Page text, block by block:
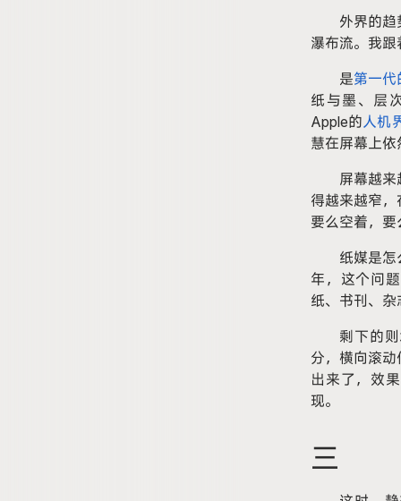
外界的趋
瀑布流。我
是第一代
纸与墨、层
Apple的 人机
慧在屏幕上依
屏幕越
得越来越窄
要么空着，
纸媒是怎
年，这个问
纸、书刊、
剩下的
分，横向滚
出来了，效
现。
三